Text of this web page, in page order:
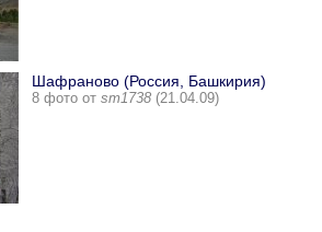
Шафраново (Россия, Башкирия)
8 фото от sm1738 (21.04.09)